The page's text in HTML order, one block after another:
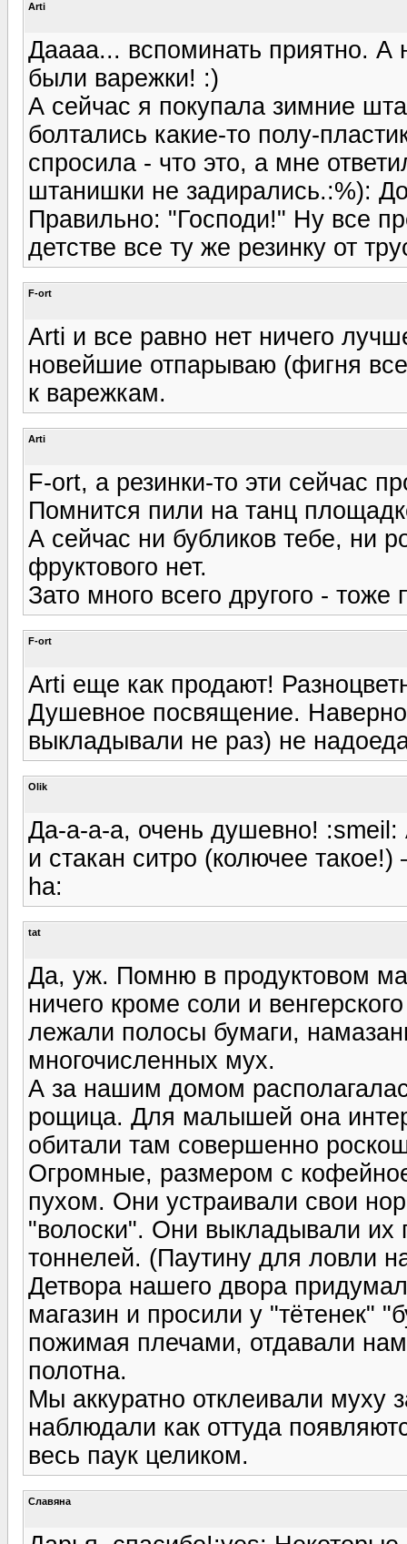
Arti
Даааа... вспоминать приятно. А
были варежки! :)
А сейчас я покупала зимние
болтались какие-то полу-
спросила - что это, а мне
штанишки не задирались.:%):
Правильно: "Господи!" Ну все
детстве все ту же резинку от
F-ort
Arti и все равно нет ничего
новейшие отпарываю (фигня
к варежкам.
Arti
F-ort, а резинки-то эти сейчас
Помнится пили на танц
А сейчас ни бубликов тебе, ни
фруктового нет.
Зато много всего другого - тоже
F-ort
Arti еще как продают!
Душевное посвящение.
выкладывали не раз) не
Olik
Да-а-а-а, очень душевно!
и стакан ситро (колючее
ha:
tat
Да, уж. Помню в продуктовом
ничего кроме соли и
лежали полосы бумаги,
многочисленных мух.
А за нашим домом
рощица. Для малышей она
обитали там совершенно
Огромные, размером с
пухом. Они устраивали свои
"волоски". Они выкладывали их
тоннелей. (Паутину для ловли
Детвора нашего двора
магазин и просили у "тётенек"
пожимая плечами, отдавали
полотна.
Мы аккуратно отклеивали муху
наблюдали как оттуда
весь паук целиком.
Славяна